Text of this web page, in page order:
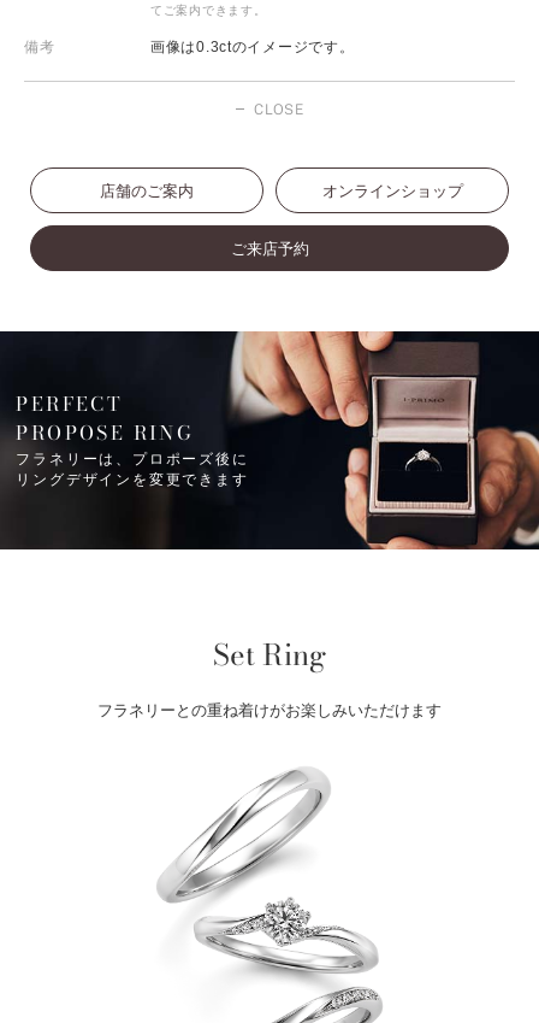
てご案内できます。
備考 画像は0.3ctのイメージです。
CLOSE
店舗のご案内 オンラインショップ
ご来店予約
PERFECT
PROPOSE RING
フラネリーは、プロポーズ後に
リングデザインを変更できます
Set Ring
フラネリーとの重ね着けがお楽しみいただけます